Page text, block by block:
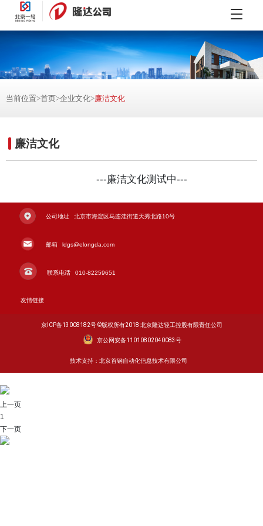
当前位置>首页>企业文化>廉洁文化
廉洁文化
---廉洁文化测试中---
公司地址 北京市海淀区马连洼街道天秀北路10号
邮箱 ldgs@elongda.com
联系电话 010-82259651
友情链接
京ICP备13008182号 ©️版权所有2018 北京隆达轻工控股有限责任公司
京公网安备11010802040083号
技术支持：北京首钢自动化信息技术有限公司
上一页
1
下一页